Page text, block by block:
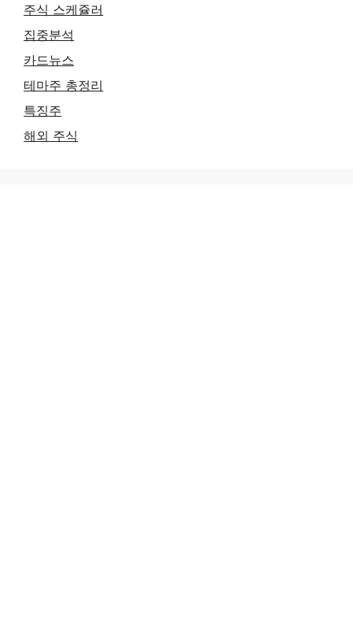
주식 스케쥴러
집중분석
카드뉴스
테마주 총정리
특징주
해외 주식